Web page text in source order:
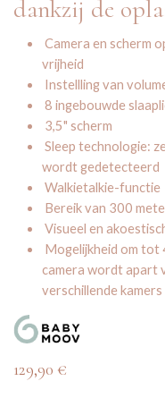
dankzij de
Camera en scherm
vrijheid
Instellling van
8 ingebouwde
3,5" scherm
Sleep technologie:
wordt gedetecteerd
Walkietalkie-functie
Bereik van 300
Visueel en
Mogelijkheid om tot
camera wordt apart
verschillende
129,90 €